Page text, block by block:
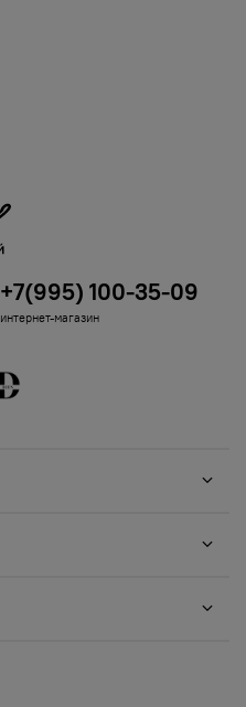
+7(995) 100-35-09
интернет-магазин